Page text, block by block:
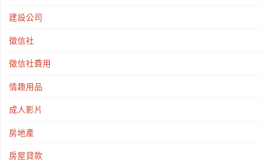
建設公司
徵信社
徵信社費用
情趣用品
成人影片
房地產
房屋貸款